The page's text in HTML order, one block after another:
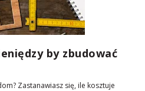
by zbudować
Zastanawiasz się, ile kosztuje